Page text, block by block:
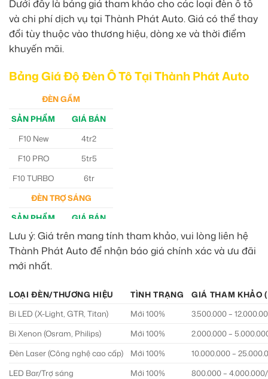
Dưới đây là bảng giá tham khảo cho các loại đèn ô tô
và chi phí dịch vụ tại Thành Phát Auto. Giá có thể thay
đổi tùy thuộc vào thương hiệu, dòng xe và thời điểm
khuyến mãi.
Bảng Giá Độ Đèn Ô Tô Tại Thành Phát Auto
ĐÈN GẦM
SẢN PHẨM
GIÁ BÁN
F10 New
4tr2
F10 PRO
5tr5
F10 TURBO
6tr
ĐÈN TRỢ SÁNG
SẢN PHẨM
GIÁ BÁN
M30 Ultra
4tr5
Aozoom EX3
5tr
Lưu ý: Giá trên mang tính tham khảo, vui lòng liên hệ
Thành Phát Auto để nhận báo giá chính xác và ưu đãi
mới nhất.
LOẠI ĐÈN/THƯƠNG HIỆU TÌNH TRẠNG
GIÁ THAM KHẢO
Bi LED (X-Light, GTR, Titan)
Mới 100%
3.500.000 –
Bi Xenon (Osram, Philips)
Mới 100%
2.000.000 –
Đèn Laser (Công nghệ cao cấp)
Mới 100%
10.000.000 –
LED Bar/Trợ sáng
Mới 100% 800.000 –